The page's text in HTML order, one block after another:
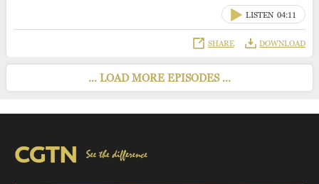
LISTEN 04:11
DOWNLOAD
SHARE
... LOAD MORE EPISODES ...